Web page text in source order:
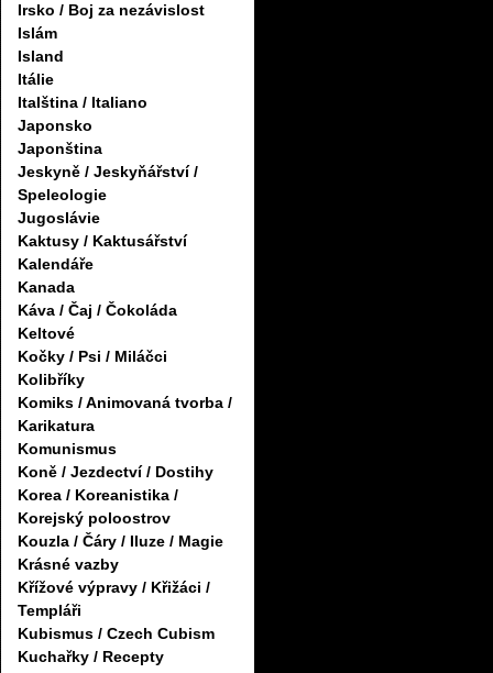
Irsko / Boj za nezávislost
Islám
Island
Itálie
Italština / Italiano
Japonsko
Japonština
Jeskyně / Jeskyňářství /
Speleologie
Jugoslávie
Kaktusy / Kaktusářství
Kalendáře
Kanada
Káva / Čaj / Čokoláda
Keltové
Kočky / Psi / Miláčci
Kolibříky
Komiks / Animovaná tvorba /
Karikatura
Komunismus
Koně / Jezdectví / Dostihy
Korea / Koreanistika /
Korejský poloostrov
Kouzla / Čáry / Iluze / Magie
Krásné vazby
Křížové výpravy / Křižáci /
Templáři
Kubismus / Czech Cubism
Kuchařky / Recepty